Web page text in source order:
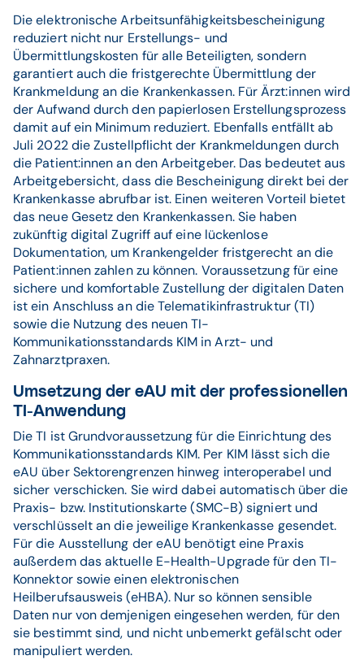
Die elektronische Arbeitsunfähigkeitsbescheinigung
reduziert nicht nur Erstellungs- und
Übermittlungskosten für alle Beteiligten, sondern
garantiert auch die fristgerechte Übermittlung der
Krankmeldung an die Krankenkassen. Für Ärzt:innen wird
der Aufwand durch den papierlosen Erstellungsprozess
damit auf ein Minimum reduziert. Ebenfalls entfällt ab
Juli 2022 die Zustellpflicht der Krankmeldungen durch
die Patient:innen an den Arbeitgeber. Das bedeutet aus
Arbeitgebersicht, dass die Bescheinigung direkt bei der
Krankenkasse abrufbar ist. Einen weiteren Vorteil bietet
das neue Gesetz den Krankenkassen. Sie haben
zukünftig digital Zugriff auf eine lückenlose
Dokumentation, um Krankengelder fristgerecht an die
Patient:innen zahlen zu können. Voraussetzung für eine
sichere und komfortable Zustellung der digitalen Daten
ist ein Anschluss an die Telematikinfrastruktur (TI)
sowie die Nutzung des neuen TI-
Kommunikationsstandards KIM in Arzt- und
Zahnarztpraxen.
Umsetzung der eAU mit der professionellen
TI-Anwendung
Die TI ist Grundvoraussetzung für die Einrichtung des
Kommunikationsstandards KIM. Per KIM lässt sich die
eAU über Sektorengrenzen hinweg interoperabel und
sicher verschicken. Sie wird dabei automatisch über die
Praxis- bzw. Institutionskarte (SMC-B) signiert und
verschlüsselt an die jeweilige Krankenkasse gesendet.
Für die Ausstellung der eAU benötigt eine Praxis
außerdem das aktuelle E-Health-Upgrade für den TI-
Konnektor sowie einen elektronischen
Heilberufsausweis (eHBA). Nur so können sensible
Daten nur von demjenigen eingesehen werden, für den
sie bestimmt sind, und nicht unbemerkt gefälscht oder
manipuliert werden.